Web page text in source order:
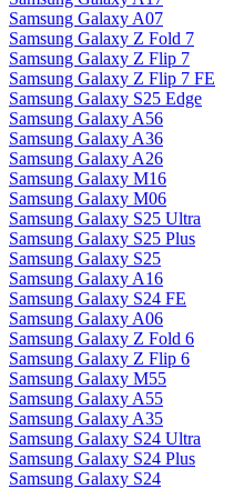
Samsung Galaxy A07
Samsung Galaxy Z Fold 7
Samsung Galaxy Z Flip 7
Samsung Galaxy Z Flip 7 FE
Samsung Galaxy S25 Edge
Samsung Galaxy A56
Samsung Galaxy A36
Samsung Galaxy A26
Samsung Galaxy M16
Samsung Galaxy M06
Samsung Galaxy S25 Ultra
Samsung Galaxy S25 Plus
Samsung Galaxy S25
Samsung Galaxy A16
Samsung Galaxy S24 FE
Samsung Galaxy A06
Samsung Galaxy Z Fold 6
Samsung Galaxy Z Flip 6
Samsung Galaxy M55
Samsung Galaxy A55
Samsung Galaxy A35
Samsung Galaxy S24 Ultra
Samsung Galaxy S24 Plus
Samsung Galaxy S24